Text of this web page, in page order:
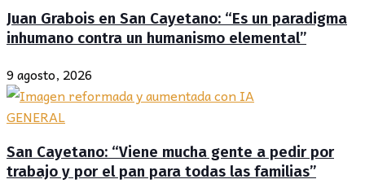
Juan Grabois en San Cayetano: “Es un paradigma
inhumano contra un humanismo elemental”
9 agosto, 2026
GENERAL
San Cayetano: “Viene mucha gente a pedir por
trabajo y por el pan para todas las familias”